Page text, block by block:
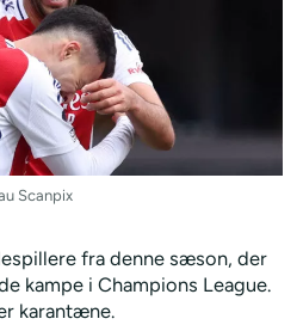
Scanpix
fra denne sæson, der
kampe i Champions League.
karantæne.